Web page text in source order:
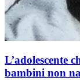
L’adolescente
bambini non